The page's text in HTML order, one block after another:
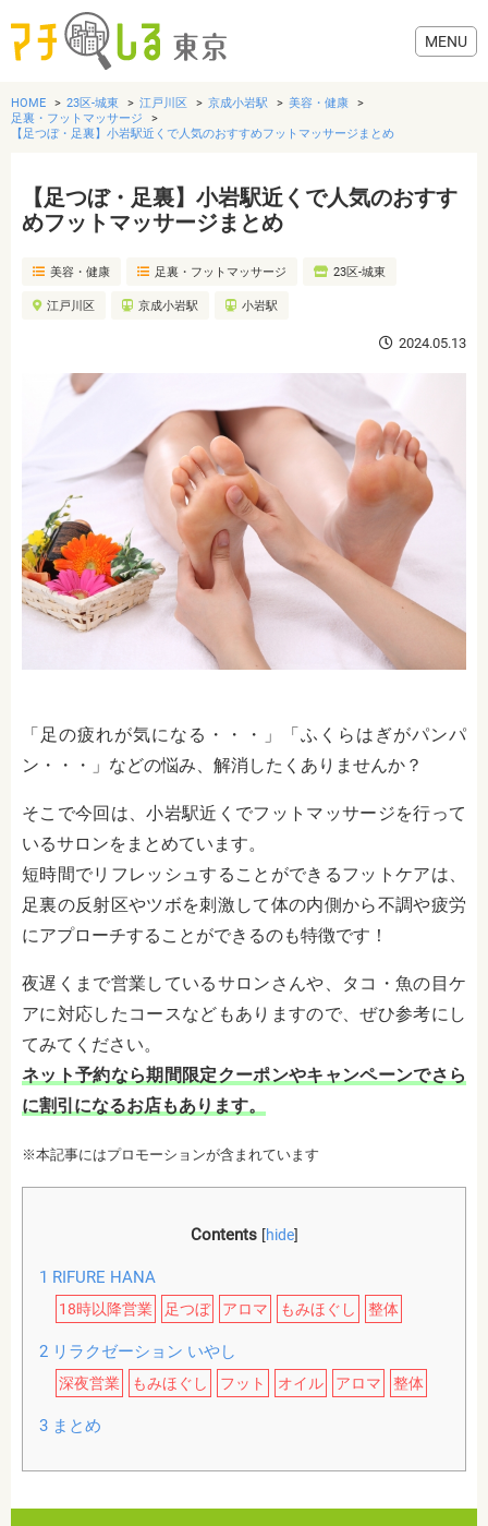
グルメ
美容・健康
おでかけ
HOME 23区-城東 江戸川区 京成小岩駅
美容・健康
足裏・フットマッサージ
【足つぼ・足裏】小岩駅近くで人気のおすすめフットマッサージまとめ
【足つぼ・足裏】小岩駅近くで人気のおすす
めフットマッサージまとめ
美容・健康 足裏・フットマッサージ 23区-城東
江戸川区 京成小岩駅 小岩駅
2024.05.13
「足の疲れが気になる・・・」「ふくらはぎがパンパ
ン・・・」などの悩み、解消したくありませんか？
そこで今回は、小岩駅近くでフットマッサージを行って
いるサロンをまとめています。
短時間でリフレッシュすることができるフットケアは、
足裏の反射区やツボを刺激して体の内側から不調や疲労
にアプローチすることができるのも特徴です！
夜遅くまで営業しているサロンさんや、タコ・魚の目ケ
アに対応したコースなどもありますので、ぜひ参考にし
てみてください。
ネット予約なら期間限定クーポンやキャンペーンでさら
に割引になるお店もあります。
※本記事にはプロモーションが含まれています
Contents [hide]
1 RIFURE HANA
18時以降営業 足つぼ アロマ もみほぐし 整体
2リラクゼーション いやし
深夜営業 もみほぐし フット オイル アロマ 整体
3まとめ